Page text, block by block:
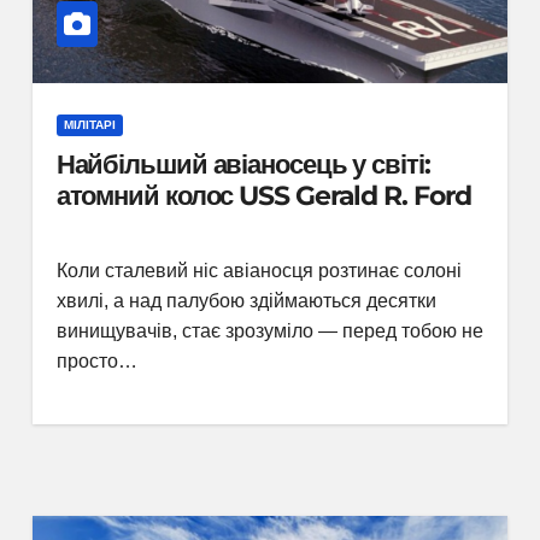
МІЛІТАРІ
Найбільший авіаносець у світі:
атомний колос USS Gerald R. Ford
Коли сталевий ніс авіаносця розтинає солоні
хвилі, а над палубою здіймаються десятки
винищувачів, стає зрозуміло — перед тобою не
просто…